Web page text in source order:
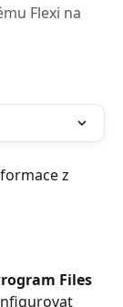
Flexi na
z
Files